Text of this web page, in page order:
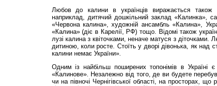
Любов до калини в українців виражається також
наприклад, дитячий дошкільний заклад «Калинка»,
«Червона калина», художній ансамбль «Калина»,
«Калина» (діє в Карелії, РФ) тощо. Відомі також
лузі калина з квіточками, неначе матуся з діточками.
дитиною, коли росте. Стоїть у дворі дівонька, як над
калини немає України».
Одним із найбільш поширених топонімів в Україні
«Калинове». Незалежно від того, де ви будете
чи на півночі Чернігівської області, на просторах,